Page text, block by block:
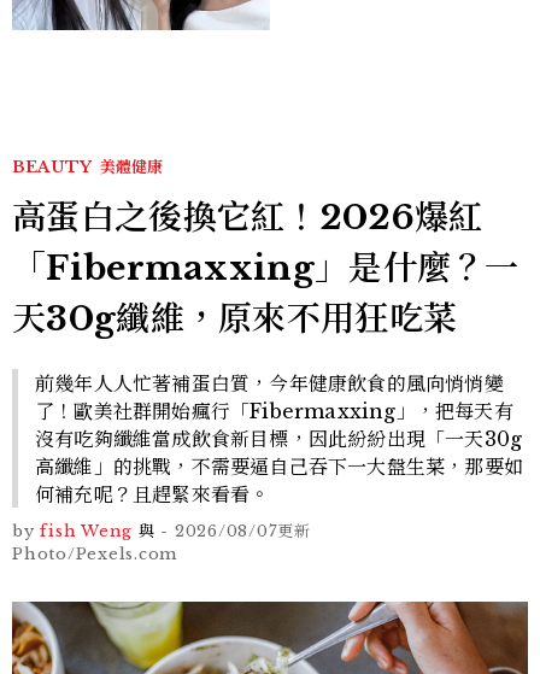
BEAUTY 美體健康
高蛋白之後換它紅！2026爆紅
「Fibermaxxing」是什麼？一
天30g纖維，原來不用狂吃菜
前幾年人人忙著補蛋白質，今年健康飲食的風向悄悄變
了！歐美社群開始瘋行「Fibermaxxing」，把每天有
沒有吃夠纖維當成飲食新目標，因此紛紛出現「一天30g
高纖維」的挑戰，不需要逼自己吞下一大盤生菜，那要如
何補充呢？且趕緊來看看。
by fish Weng 與 - 2026/08/07更新
Photo/Pexels.com